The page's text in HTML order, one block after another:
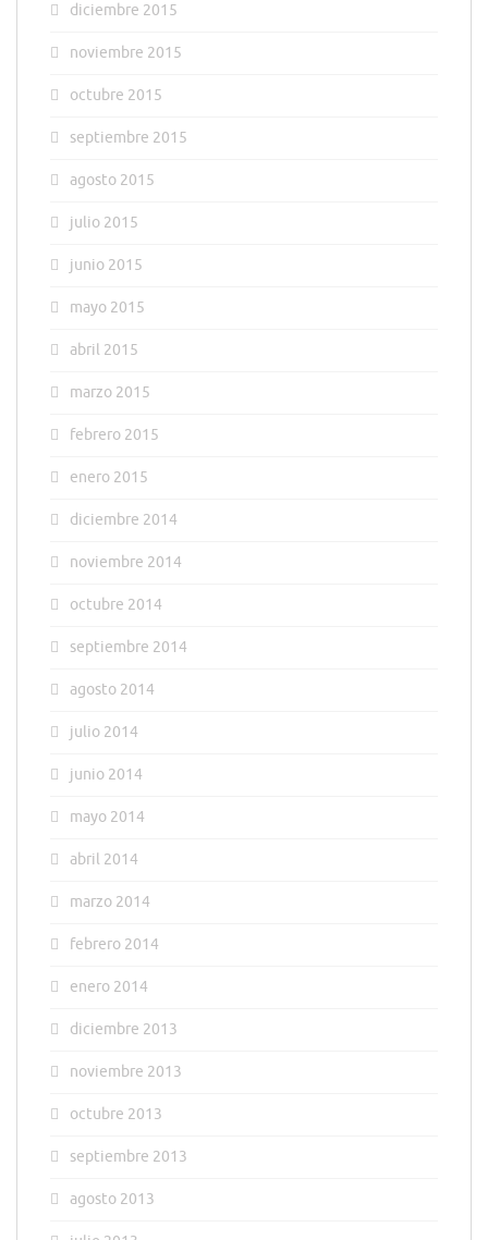
diciembre 2015
noviembre 2015
octubre 2015
septiembre 2015
agosto 2015
julio 2015
junio 2015
mayo 2015
abril 2015
marzo 2015
febrero 2015
enero 2015
diciembre 2014
noviembre 2014
octubre 2014
septiembre 2014
agosto 2014
julio 2014
junio 2014
mayo 2014
abril 2014
marzo 2014
febrero 2014
enero 2014
diciembre 2013
noviembre 2013
octubre 2013
septiembre 2013
agosto 2013